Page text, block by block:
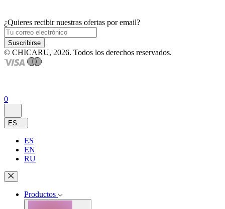
¿Quieres recibir nuestras ofertas por email?
Suscribirse
© CHICARU, 2026. Todos los derechos reservados.
0
ES
ES
EN
RU
Productos